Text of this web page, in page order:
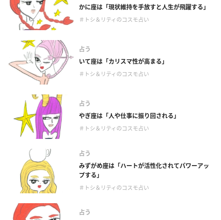
かに座は「現状維持を手放すと人生が飛躍する」
＃トシ＆リティのコスモ占い
占う
いて座は「カリスマ性が高まる」
＃トシ＆リティのコスモ占い
占う
やぎ座は「人や仕事に振り回される」
＃トシ＆リティのコスモ占い
占う
みずがめ座は「ハートが活性化されてパワーアッ
プする」
＃トシ＆リティのコスモ占い
占う